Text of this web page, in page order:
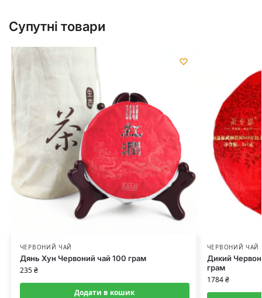
Супутні товари
ЧЕРВОНИЙ ЧАЙ
Дянь Хун Червоний чай 100 грам
235₴
Додати в кошик
ЧЕРВОНИЙ ЧАЙ
Дикий
грам
1784₴